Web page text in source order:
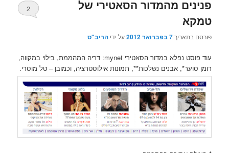
פנינים מהמדור הסאטירי של
טמקא
פורסם בתאריך7 בפברואר 2012 על ידיהריב"ס
2
עוד פוסט נפלא במדור הסאטירי mynet: דריה המהממת, בילוי במקווה,
רומן סוער*, אבנים נשלכות**, תמונות אילוסטרציה, וכמובן – טל מוסרי.